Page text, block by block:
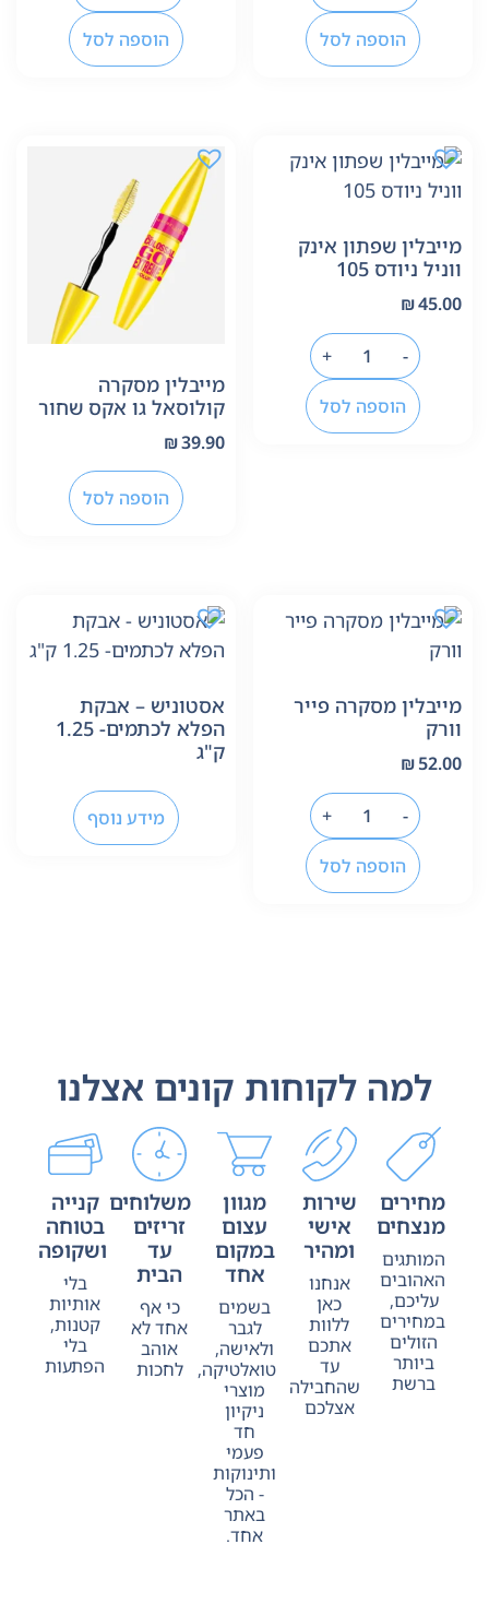
הוספה לסל הוספה לסל
מייבלין שפתון אינק
ווניל ניודס 105
₪45.00
-
+
הוספה לסל
מייבלין מסקרה
קולוסאל גו אקס שחור
₪39.90
הוספה לסל
מייבלין מסקרה פייר
וורק
₪52.00
-
+
הוספה לסל
אסטוניש – אבקת
הפלא לכתמים- 1.25
ק"ג
מידע נוסף
למה לקוחות קונים אצלנו
מחירים
מנצחים
המותגים
האהובים
עליכם,
במחירים
הזולים
ביותר
ברשת
שירות
אישי
ומהיר
אנחנו
כאן
ללוות
אתכם
עד
שהחבילה
אצלכם
מגוון
עצום
במקום
אחד
בשמים
לגבר
ולאישה,
טואלטיקה,
מוצרי
ניקיון
חד
פעמי
ותינוקות
- הכל
באתר
אחד.
משלוחים
זריזים
עד
הבית
כי אף
אחד לא
אוהב
לחכות
קנייה
בטוחה
ושקופה
בלי
אותיות
קטנות,
בלי
הפתעות